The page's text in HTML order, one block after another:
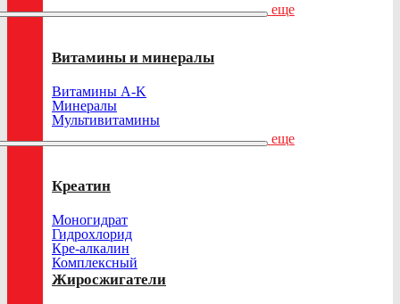
еще
Витамины и минералы
Витамины A-K
Минералы
Мультивитамины
еще
Креатин
Моногидрат
Гидрохлорид
Кре-алкалин
Комплексный
Жиросжигатели